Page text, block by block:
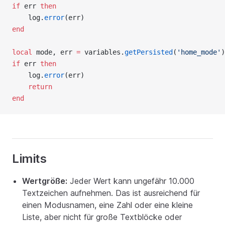
if err then
    log.
error(err)
end
local mode, err = variables.getPersisted ( 'home_mode' )
if err then
    log.
error(err)
return
end
Limits
Wertgröße: Jeder Wert kann ungefähr 10.000
Textzeichen aufnehmen. Das ist ausreichend für
einen Modusnamen, eine Zahl oder eine kleine
Liste, aber nicht für große Textblöcke oder